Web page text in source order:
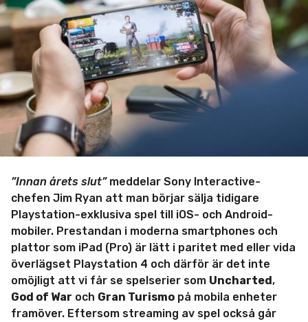
i
n
”Innan årets slut”meddelar Sony Interactive-
chefen Jim Ryan att man börjar sälja tidigare
Playstation-exklusiva spel till iOS- och Android-
mobiler. Prestandan i moderna smartphones och
plattor som iPad (Pro) är lätt i paritet med eller vida
överlägset Playstation 4 och därför är det inte
omöjligt att vi får se spelserier som Uncharted,
God of War och Gran Turismo på mobila enheter
framöver. Eftersom streaming av spel också går